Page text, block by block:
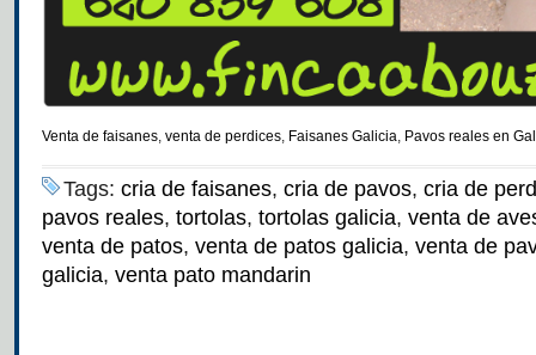
Venta de faisanes, venta de perdices, Faisanes Galicia, Pavos reales en
Tags: cria de faisanes, cria de pavos, cria de
pavos reales, tortolas, tortolas galicia, venta de
venta de patos, venta de patos galicia, venta de
galicia, venta pato mandarin